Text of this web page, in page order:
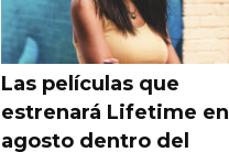
Las películas que
estrenará Lifetime en
agosto dentro del